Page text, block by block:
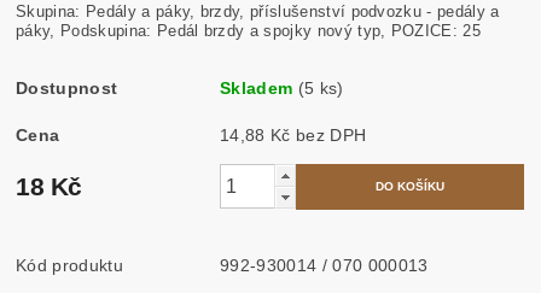
Skupina: Pedály a páky, brzdy, příslušenství podvozku - pedály a
páky, Podskupina: Pedál brzdy a spojky nový typ, POZICE: 25
Dostupnost Skladem (5 ks)
Cena 14,88 Kč bez DPH
18 Kč
Kód produktu 992-930014 / 070 000013